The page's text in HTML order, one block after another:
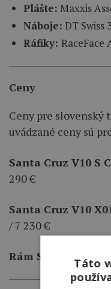
Plášte: Maxxis
Náboje: DT Swiss
Ráfiky: RaceFace
Ceny
Ceny pre slovenský
uvádzané ceny sú
Santa Cruz V10 S
290 €
Santa Cruz V10
/ 7 230 €
Rám Santa Cruz V10
Táto